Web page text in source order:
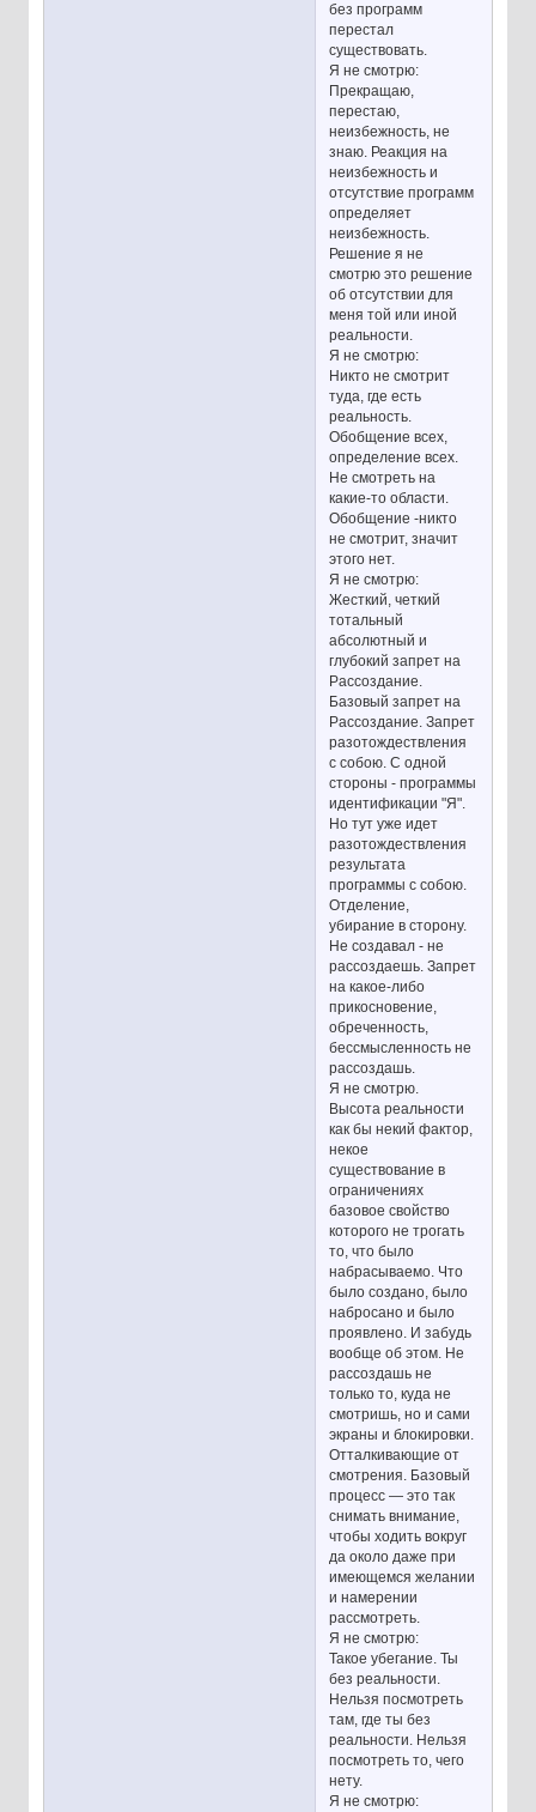
без программ
перестал
существовать.
Я не смотрю:
Прекращаю,
перестаю,
неизбежность, не
знаю. Реакция на
неизбежность и
отсутствие программ
определяет
неизбежность.
Решение я не
смотрю это решение
об отсутствии для
меня той или иной
реальности.
Я не смотрю:
Никто не смотрит
туда, где есть
реальность.
Обобщение всех,
определение всех.
Не смотреть на
какие-то области.
Обобщение -никто
не смотрит, значит
этого нет.
Я не смотрю:
Жесткий, четкий
тотальный
абсолютный и
глубокий запрет на
Рассоздание.
Базовый запрет на
Рассоздание. Запрет
разотождествления
с собою. С одной
стороны - программы
идентификации "Я".
Но тут уже идет
разотождествления
результата
программы с собою.
Отделение,
убирание в сторону.
Не создавал - не
рассоздаешь. Запрет
на какое-либо
прикосновение,
обреченность,
бессмысленность не
рассоздашь.
Я не смотрю.
Высота реальности
как бы некий фактор,
некое
существование в
ограничениях
базовое свойство
которого не трогать
то, что было
набрасываемо. Что
было создано, было
набросано и было
проявлено. И забудь
вообще об этом. Не
рассоздашь не
только то, куда не
смотришь, но и сами
экраны и блокировки.
Отталкивающие от
смотрения. Базовый
процесс — это так
снимать внимание,
чтобы ходить вокруг
да около даже при
имеющемся желании
и намерении
рассмотреть.
Я не смотрю:
Такое убегание. Ты
без реальности.
Нельзя посмотреть
там, где ты без
реальности. Нельзя
посмотреть то, чего
нету.
Я не смотрю: